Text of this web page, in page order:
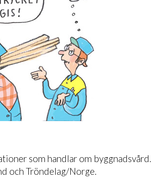
som handlar om byggnadsvård.
och Tröndelag/Norge.